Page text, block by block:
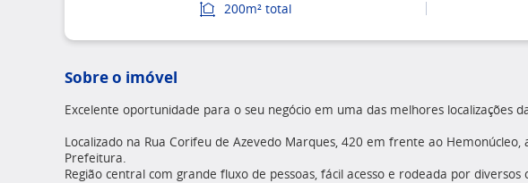
200m² total
Sobre o imóvel
Excelente oportunidade para o seu negócio em uma das melhores localizações
Localizado na Rua Corifeu de Azevedo Marques, 420 em frente ao
Prefeitura.
Região central com grande fluxo de pessoas, fácil acesso e rodeada por diversos